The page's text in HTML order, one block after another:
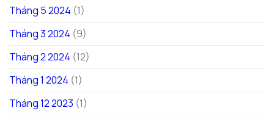
Tháng 5 2024 (1)
Tháng 3 2024 (9)
Tháng 2 2024 (12)
Tháng 1 2024 (1)
Tháng 12 2023 (1)